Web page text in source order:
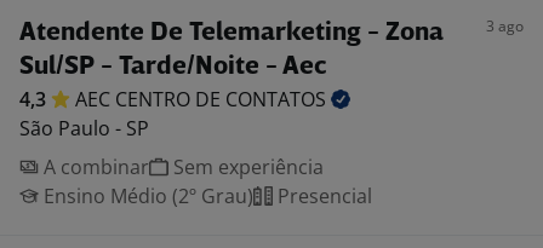
Atendente De Telemarketing - Zona
Sul/SP - Tarde/Noite - Aec
3 ago
4,3 AEC CENTRO DE CONTATOS
São Paulo - SP
A combinar
Sem experiência
Ensino Médio (2º Grau)
Presencial